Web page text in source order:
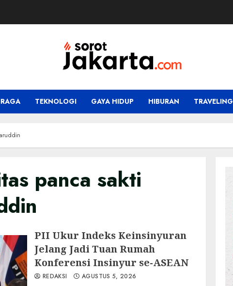
TEKNOLOGI GAYA HIDUP HIBURAN TRAVELING
panca sakti
PII Ukur Indeks Keinsinyuran
Jelang Jadi Tuan Rumah
Konferensi Insinyur se-ASEAN
REDAKSI AGUSTUS 5, 2026